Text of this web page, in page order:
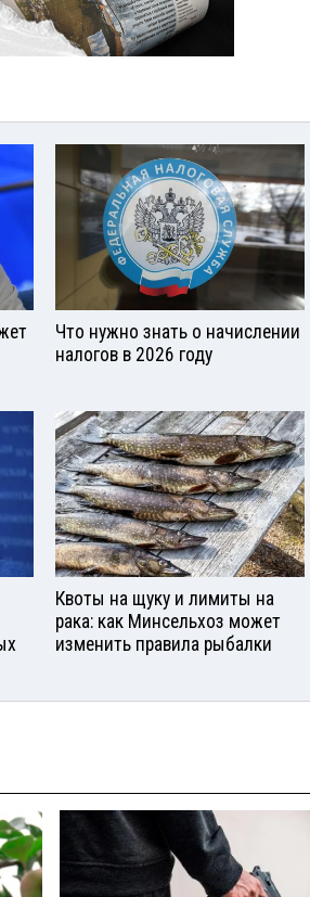
Что нужно знать о начислении
налогов в 2026 году
Квоты на щуку и лимиты на
рака: как Минсельхоз может
изменить правила рыбалки